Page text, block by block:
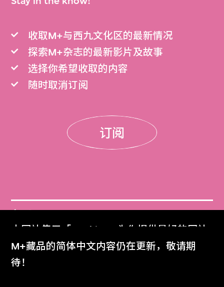
本网站使用「Cookies」为你提供最好的网站
体验。
了解更多
M+藏品的简体中文内容仍在更新，敬请期
待！
收取M+与西九文化区的最新情况
探索M+杂志的最新影片及故事
选择你希望收取的内容
随时取消订阅
订阅
门票
Get Tickets